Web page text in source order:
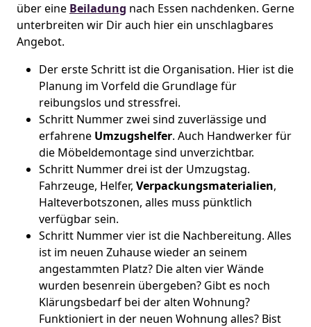
über eine Beiladung nach Essen nachdenken. Gerne
unterbreiten wir Dir auch hier ein unschlagbares
Angebot.
Der erste Schritt ist die Organisation. Hier ist die
Planung im Vorfeld die Grundlage für
reibungslos und stressfrei.
Schritt Nummer zwei sind zuverlässige und
erfahrene Umzugshelfer. Auch Handwerker für
die Möbeldemontage sind unverzichtbar.
Schritt Nummer drei ist der Umzugstag.
Fahrzeuge, Helfer, Verpackungsmaterialien,
Halteverbotszonen, alles muss pünktlich
verfügbar sein.
Schritt Nummer vier ist die Nachbereitung. Alles
ist im neuen Zuhause wieder an seinem
angestammten Platz? Die alten vier Wände
wurden besenrein übergeben? Gibt es noch
Klärungsbedarf bei der alten Wohnung?
Funktioniert in der neuen Wohnung alles? Bist